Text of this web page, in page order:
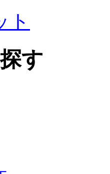
ト
す